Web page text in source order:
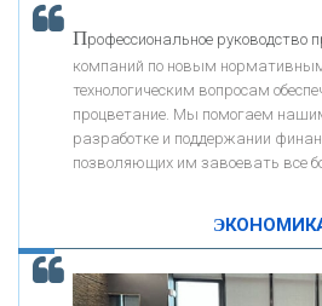
«ПРЕСС-СЛУЖБА ВТБ24»
«АВТОГРАДБАНК»
ОНАС
К ак Система быстрых
Профессиональное
компаний по новым
технологическим вопросам
процветание. Мы помогаем
разработке и поддержании
позволяющих им завоевать все